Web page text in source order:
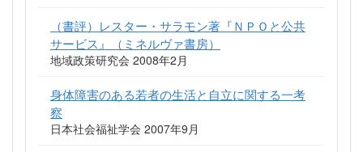
（書評）レスター・サラモン著『ＮＰＯと公共
サービス』（ミネルヴァ書房）
地域政策研究会 2008年2月
身体障害のある若者の生活と自立に関する一考
察
日本社会福祉学会 2007年9月